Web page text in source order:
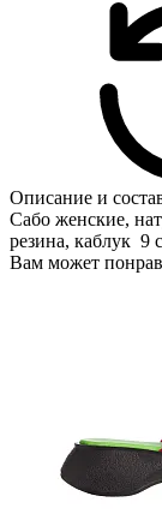
Описание и
Сабо женские,
резина, каблук 9
Вам может